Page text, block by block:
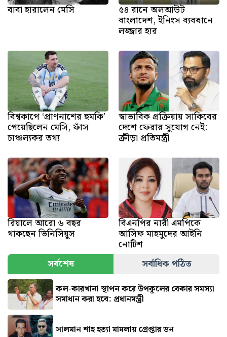
বাবা হারালেন মেসি ৫৪ রানে অলআউট
বাংলাদেশ, ইনিংস ব্যবধানে
লজ্জার হার
বিশ্বকাপে ‘প্রাণনাশের হুমকি’
পেয়েছিলেন মেসি, ফাঁস
চাঞ্চল্যকর তথ্য
স্বাভাবিক প্রক্রিয়ায় সাকিবের
দেশে ফেরার সুযোগ নেই:
ক্রীড়া প্রতিমন্ত্রী
রিয়ালে আরো ৬ বছর
থাকছেন ভিনিসিয়ুস
বিএনপির নারী এমপিকে
আসিফ মাহমুদের আইনি
নোটিশ
সর্বশেষ
সর্বাধিক পঠিত
কল-কারখানা স্থাপন করে উপকূলের বেকার সমস্যা
সমাধান করা হবে: প্রধানমন্ত্রী
সালমান শাহ হত্যা মামলায় গ্রেপ্তার ডন